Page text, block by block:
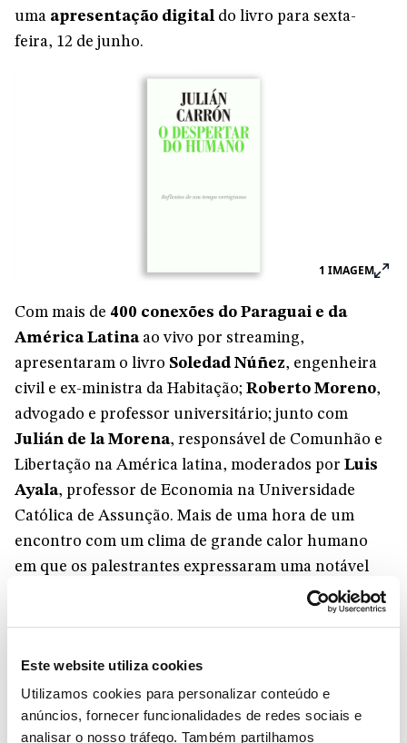
Este website utiliza cookies
Utilizamos cookies para personalizar conteúdo e
anúncios, fornecer funcionalidades de redes sociais e
analisar o nosso tráfego. Também partilhamos
uma apresentação digitaldo livro para sexta-
feira, 12 de junho.
1 IMAGEM
Com mais de 400 conexões do Paraguai e da
América Latinaao vivo por streaming,
apresentaram o livro Soledad Núñez, engenheira
civil e ex-ministra da Habitação; Roberto Moreno,
advogado e professor universitário; junto com
Julián de la Morena, responsável de Comunhão e
Libertação na América latina, moderados por Luis
Ayala, professor de Economia na Universidade
Católica de Assunção. Mais de uma hora de um
encontro com um clima de grande calor humano
em que os palestrantes expressaram uma notável
ministra mais jovem do país
prossegue hoje num intenso trabalho social,
profundamente empenhada no contexto nacional
(comum a grande parte da América Latina) em que